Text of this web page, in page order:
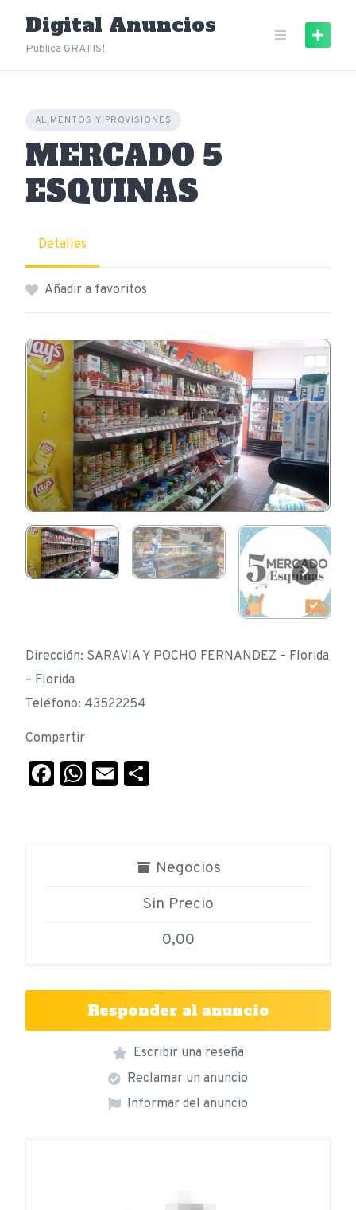
content
Digital Anuncios
Publica GRATIS!
ALIMENTOS Y PROVISIONES
MERCADO 5
ESQUINAS
Detalles
Añadir a favoritos
Dirección: SARAVIA Y POCHO FERNANDEZ – Florida
– Florida
Teléfono: 43522254
Compartir
Facebook
WhatsApp
Email
Negocios
Sin Precio
0,00
Responder al anuncio
Escribir una reseña
Reclamar un anuncio
Informar del anuncio